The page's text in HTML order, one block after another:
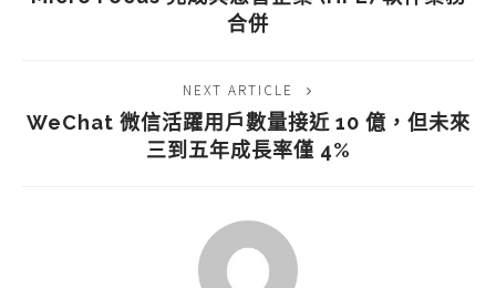
合併
NEXT ARTICLE
WeChat 微信活躍用戶數量接近 10 億，但未來
三到五年成長率僅 4%